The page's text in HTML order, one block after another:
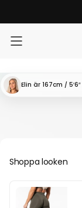
INNEHÅLL
Elin är 167cm / 5′6″
Shoppa looken